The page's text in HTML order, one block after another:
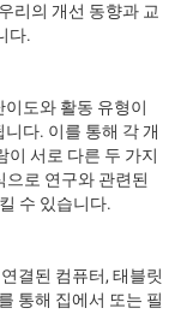
리의 개선 동향과 교
다.
도와 활동 유형이
다. 이를 통해 각 개
이 서로 다른 두 가지
로 연구와 관련된
수 있습니다.
결된 컴퓨터, 태블릿
통해 집에서 또는 필